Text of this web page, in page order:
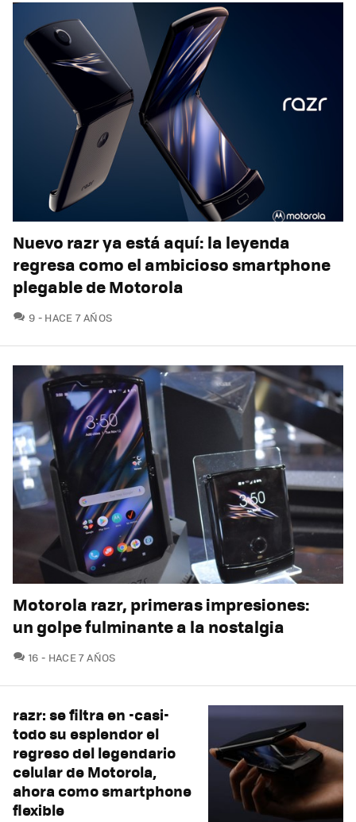
Nuevo razr ya está aquí: la leyenda
regresa como el ambicioso smartphone
plegable de Motorola
9 COMENTARIOS
HACE 7 AÑOS
Motorola razr, primeras impresiones:
un golpe fulminante a la nostalgia
16 COMENTARIOS
HACE 7 AÑOS
razr: se filtra en -casi-
todo su esplendor el
regreso del legendario
celular de Motorola,
ahora como smartphone
flexible